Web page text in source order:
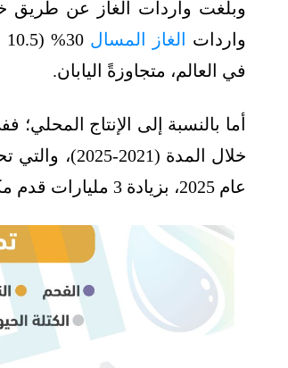
واردات
الغاز المسال
في العالم، متجاوزةً اليابان.
عام 2025، بزيادة 3 مليارات قدم مكعبة عن العام الماضي.